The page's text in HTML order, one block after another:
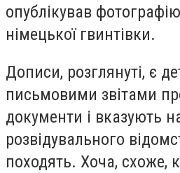
опублікував
німецької гвинтівки.
Дописи, розглянуті, є
письмовими звітами
документи і вказують
розвідувального
походять. Хоча, схоже,